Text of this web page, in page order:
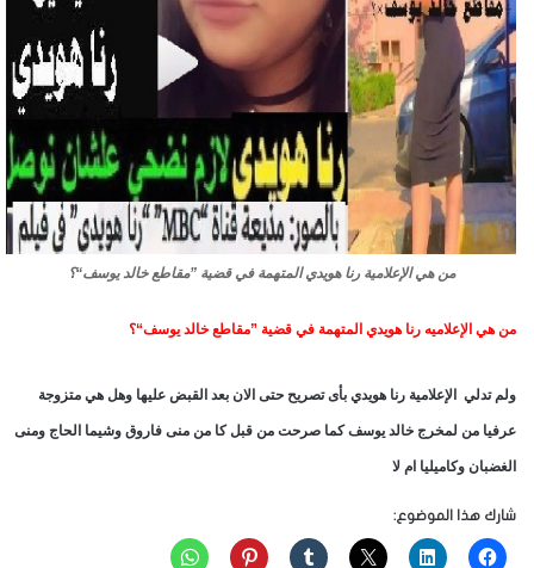
من هي الإعلامية رنا هويدي المتهمة في قضية ”مقاطع خالد يوسف“؟
من هي الإعلاميه رنا هويدي المتهمة في قضية ”مقاطع خالد يوسف“؟
ولم تدلي الإعلامية رنا هويدي بأى تصريح حتى الان بعد القبض عليها وهل هي متزوجة
عرفيا من لمخرج خالد يوسف كما صرحت من قبل كا من منى فاروق وشيما الحاج ومنى
الغضبان وكاميليا ام لا
شارك هذا الموضوع: